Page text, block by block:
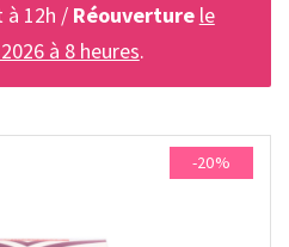
à 12h / Réouverture le
à 8 heures.
-20%